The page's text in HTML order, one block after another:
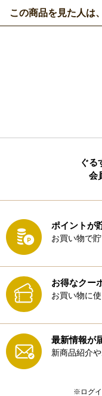
この商品を見た人は
ぐる
会
ポイントが
お買い物で
お得なクー
お買い物に
最新情報が
新商品紹介
※ログイ